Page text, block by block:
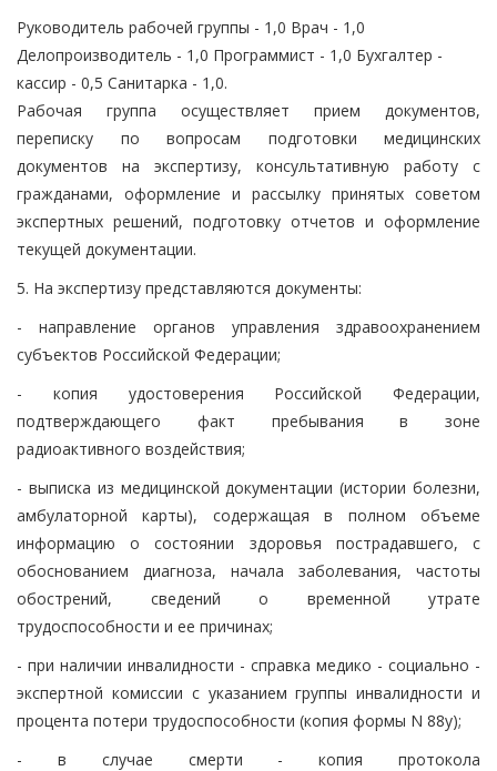
Руководитель рабочей группы - 1,0 Врач - 1,0
Делопроизводитель - 1,0 Программист - 1,0 Бухгалтер -
кассир - 0,5 Санитарка - 1,0.
Рабочая группа осуществляет прием документов,
переписку по вопросам подготовки медицинских
документов на экспертизу, консультативную работу с
гражданами, оформление и рассылку принятых советом
экспертных решений, подготовку отчетов и оформление
текущей документации.
5. На экспертизу представляются документы:
- направление органов управления здравоохранением
субъектов Российской Федерации;
- копия удостоверения Российской Федерации,
подтверждающего факт пребывания в зоне
радиоактивного воздействия;
- выписка из медицинской документации (истории болезни,
амбулаторной карты), содержащая в полном объеме
информацию о состоянии здоровья пострадавшего, с
обоснованием диагноза, начала заболевания, частоты
обострений, сведений о временной утрате
трудоспособности и ее причинах;
- при наличии инвалидности - справка медико - социально -
экспертной комиссии с указанием группы инвалидности и
процента потери трудоспособности (копия формы N 88у);
- в случае смерти - копия протокола